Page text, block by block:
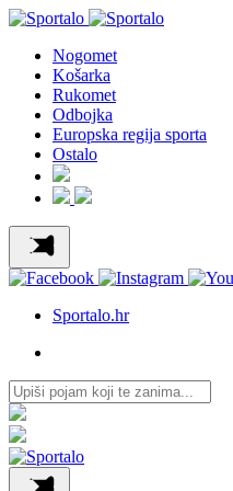
Nogomet
Košarka
Rukomet
Odbojka
Europska regija sporta
Ostalo
Sportalo.hr